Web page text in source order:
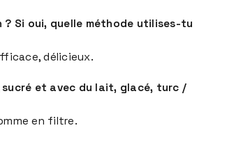
Si oui, quelle méthode utilises-tu
délicieux.
sucré et avec du lait, glacé, turc /
en filtre.